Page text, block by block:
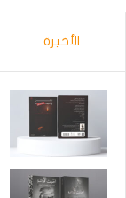
الأخيرة